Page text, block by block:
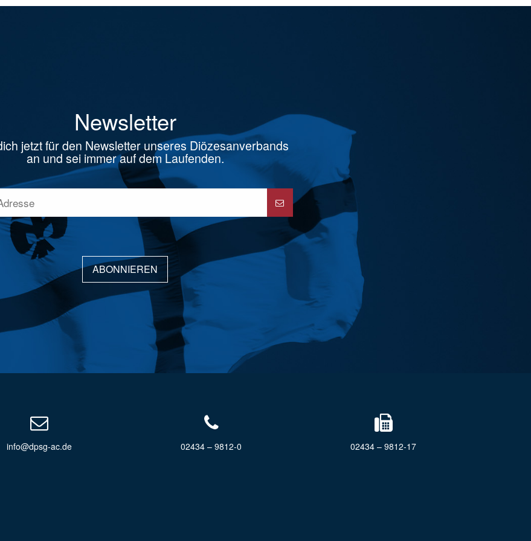
Newsletter
jetzt für den Newsletter unseres Diözesanverbands
an und sei immer auf dem Laufenden.
ABONNIEREN
info@dpsg-ac.de 02434 – 9812-0 02434 – 9812-17